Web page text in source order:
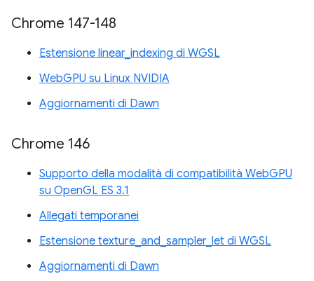
Chrome 147-148
Estensione linear_indexing di WGSL
WebGPU su Linux NVIDIA
Aggiornamenti di Dawn
Chrome 146
Supporto della modalità di compatibilità WebGPU
su OpenGL ES 3.1
Allegati temporanei
Estensione texture_and_sampler_let di WGSL
Aggiornamenti di Dawn